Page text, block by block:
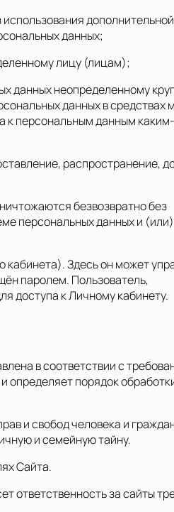
дополнительной
данных;
лицу (лицам);
данных неопределенному
данных в средствах
к персональным данным
распространение,
безвозвратно без
персональных данных и (или)
Здесь он может
паролем. Пользователь,
доступа к Личному кабинету.
в соответствии с
определяет порядок
и свобод человека и
и семейную тайну.
Сайта.
ответственность за сайты